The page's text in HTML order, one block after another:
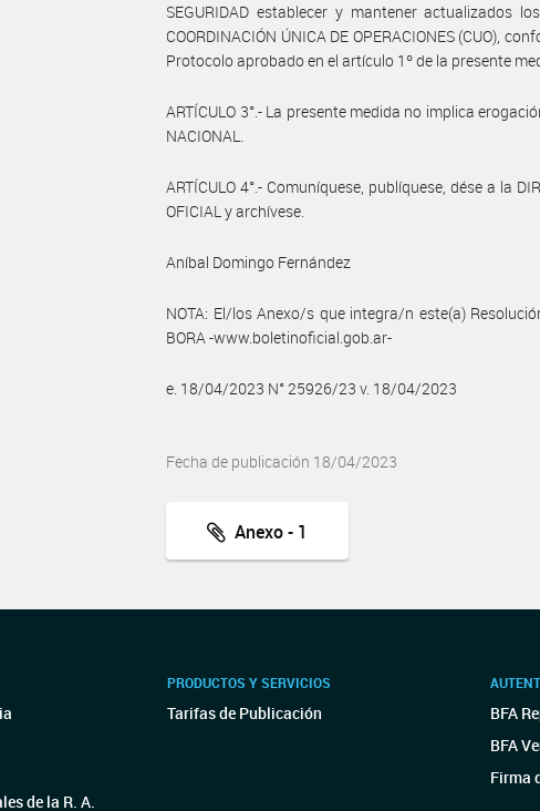
SEGURIDAD establecer y mantener actualizados
COORDINACIÓN ÚNICA DE OPERACIONES (CUO),
Protocolo aprobado en el artículo 1º de la presente
ARTÍCULO 3°.- La presente medida no implica
NACIONAL.
ARTÍCULO 4°.- Comuníquese, publíquese, dése a la
OFICIAL y archívese.
Aníbal Domingo Fernández
NOTA: El/los Anexo/s que integra/n este(a)
BORA -www.boletinoficial.gob.ar-
e. 18/04/2023 N° 25926/23 v. 18/04/2023
Fecha de publicación 18/04/2023
Anexo - 1
de la R. A.
PRODUCTOS Y SERVICIOS
Tarifas de Publicación
BFA
BFA
Firma